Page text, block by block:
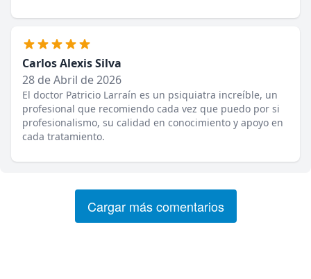
Carlos Alexis Silva
28 de Abril de 2026
El doctor Patricio Larraín es un psiquiatra increíble, un
profesional que recomiendo cada vez que puedo por si
profesionalismo, su calidad en conocimiento y apoyo en
cada tratamiento.
Cargar más comentarios